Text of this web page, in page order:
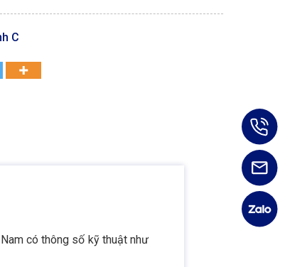
C
có thông số kỹ thuật như